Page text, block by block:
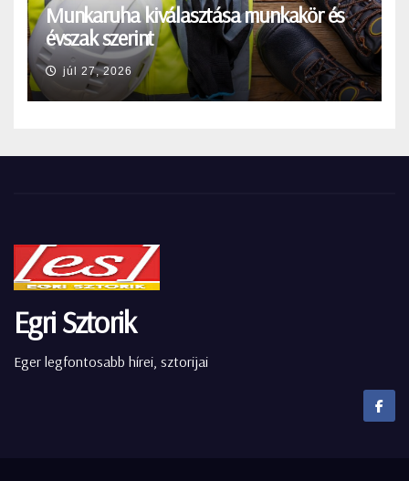
Munkaruha kiválasztása munkakör és
évszak szerint
júl 27, 2026
Egri Sztorik
Eger legfontosabb hírei, sztorijai